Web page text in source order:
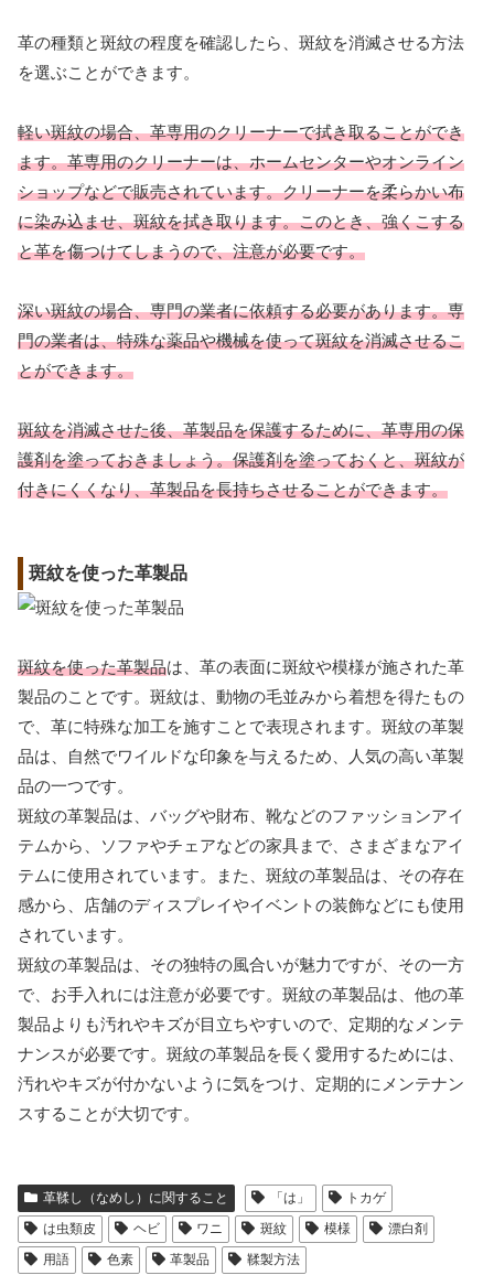
革の種類と斑紋の程度を確認したら、斑紋を消滅させる方法
を選ぶことができます。
軽い斑紋の場合、革専用のクリーナーで拭き取ることができ
ます。革専用のクリーナーは、ホームセンターやオンライン
ショップなどで販売されています。クリーナーを柔らかい布
に染み込ませ、斑紋を拭き取ります。このとき、強くこする
と革を傷つけてしまうので、注意が必要です。
深い斑紋の場合、専門の業者に依頼する必要があります。専
門の業者は、特殊な薬品や機械を使って斑紋を消滅させるこ
とができます。
斑紋を消滅させた後、革製品を保護するために、革専用の保
護剤を塗っておきましょう。保護剤を塗っておくと、斑紋が
付きにくくなり、革製品を長持ちさせることができます。
斑紋を使った革製品
斑紋を使った革製品は、革の表面に斑紋や模様が施された革
製品のことです。斑紋は、動物の毛並みから着想を得たもの
で、革に特殊な加工を施すことで表現されます。斑紋の革製
品は、自然でワイルドな印象を与えるため、人気の高い革製
品の一つです。
斑紋の革製品は、バッグや財布、靴などのファッションアイ
テムから、ソファやチェアなどの家具まで、さまざまなアイ
テムに使用されています。また、斑紋の革製品は、その存在
感から、店舗のディスプレイやイベントの装飾などにも使用
されています。
斑紋の革製品は、その独特の風合いが魅力ですが、その一方
で、お手入れには注意が必要です。斑紋の革製品は、他の革
製品よりも汚れやキズが目立ちやすいので、定期的なメンテ
ナンスが必要です。斑紋の革製品を長く愛用するためには、
汚れやキズが付かないように気をつけ、定期的にメンテナン
スすることが大切です。
革鞣し（なめし）に関すること 「は」
トカゲ
は虫類皮
ヘビ ワニ 斑紋 模様
漂白剤
用語
色素 革製品 鞣製方法